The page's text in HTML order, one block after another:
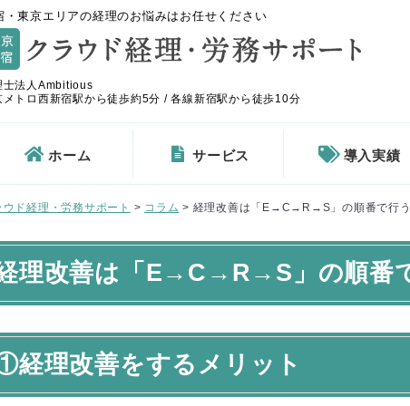
・東京エリアの経理のお悩みはお任せください
士法人Ambitious
メトロ西新宿駅から徒歩約5分 / 各線新宿駅から徒歩10分
ホーム サービス 導入実績
ウド経理・労務サポート > コラム > 経理改善は「E→C→R→S」の順番で行う
理改善は「E→C→R→S」の順番
経理改善をするメリット